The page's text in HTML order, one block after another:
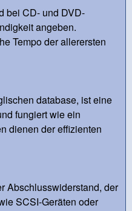
bei CD- und DVD-
angeben.
Tempo der allerersten
database, ist eine
fungiert wie ein
dienen der effizienten
Abschlusswiderstand, der
SCSI-Geräten oder